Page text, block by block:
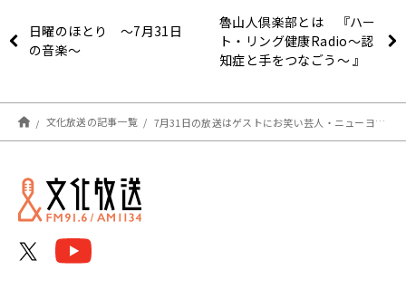
日曜のほとり ～7月31日
の音楽～
魯山人倶楽部とは 『ハー
ト・リング健康Radio～認
知症と手をつなごう〜 』
文化放送の記事一覧 7月31日の放送はゲストにお笑い芸人・ニューヨークの嶋佐和也さん&屋敷裕政さんのおふたりが登場！河井さんの愛のムチに大盛り上がり！『アインシュタイン・山崎紘菜 Heat&Heart!』